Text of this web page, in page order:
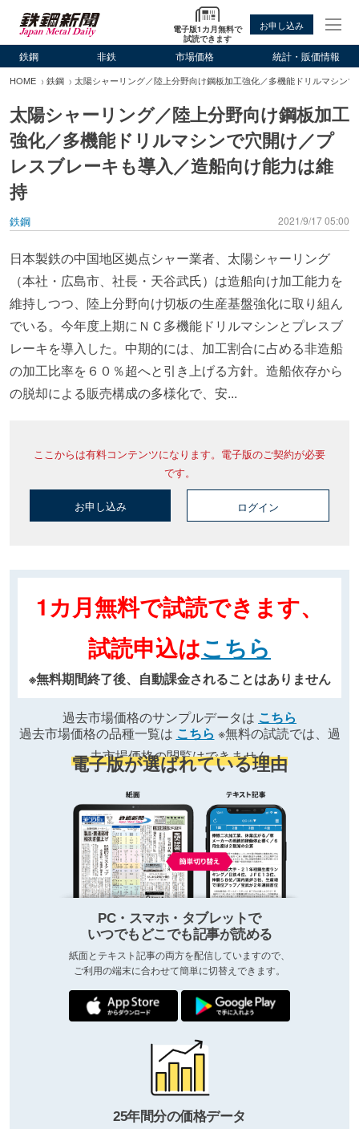
電子版1カ月無料で
試読できます
お申し込み
鉄鋼 非鉄 市場価格 統計・販価情報
HOME 鉄鋼 太陽シャーリング／陸上分野向け鋼板加工強化／多機能ドリルマシン
太陽シャーリング／陸上分野向け鋼板加工
強化／多機能ドリルマシンで穴開け／プ
レスブレーキも導入／造船向け能力は維
持
鉄鋼 2021/9/17 05:00
日本製鉄の中国地区拠点シャー業者、太陽シャーリング
（本社・広島市、社長・天谷武氏）は造船向け加工能力を
維持しつつ、陸上分野向け切板の生産基盤強化に取り組ん
でいる。今年度上期にＮＣ多機能ドリルマシンとプレスブ
レーキを導入した。中期的には、加工割合に占める非造船
の加工比率を６０％超へと引き上げる方針。造船依存から
の脱却による販売構成の多様化で、安...
ここからは有料コンテンツになります。電子版のご契約が必要
です。
お申し込み ログイン
1カ月無料で試読できます、
試読申込はこちら
※無料期間終了後、自動課金されることはありません
過去市場価格のサンプルデータは こちら
過去市場価格の品種一覧は こちら ※無料の試読では、過
去市場価格の閲覧はできません
電子版が選ばれている理由
PC・スマホ・タブレットで
いつでもどこでも記事が読める
紙面とテキスト記事の両方を配信していますので、
ご利用の端末に合わせて簡単に切替えできます。
25年間分の価格データ